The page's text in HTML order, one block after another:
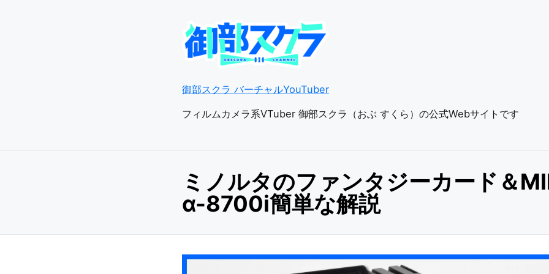
御部スクラ バーチャルYouTuber
フィルムカメラ系VTuber 御部スクラ（おぶ すくら）の公式Webサイトです
ミノルタのファンタジーカード＆
α-8700i簡単な解説